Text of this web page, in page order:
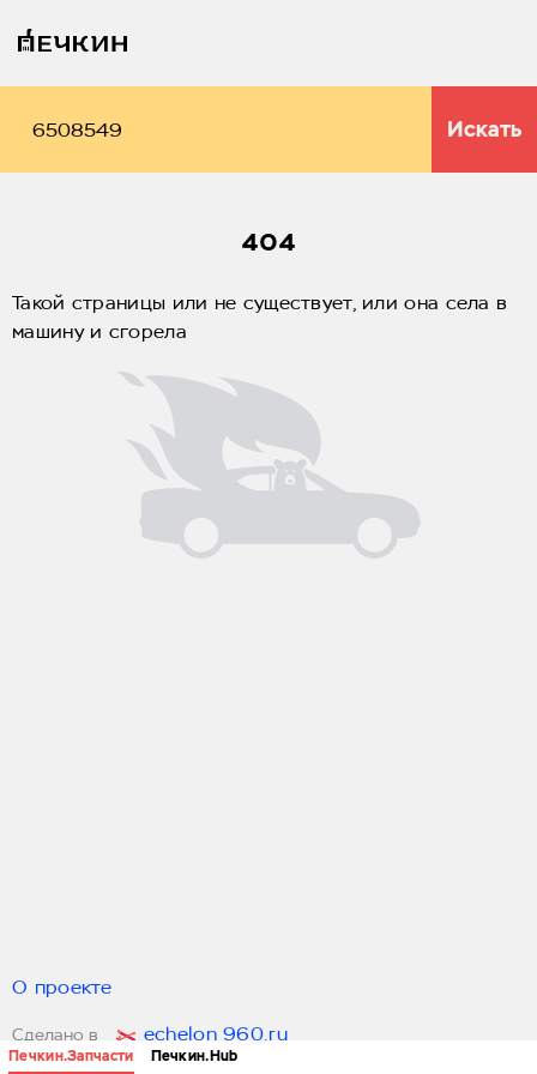
Печкин.Запчасти Печкин.Hub
Искать
404
Такой страницы или не существует, или она села в
машину и сгорела
О проекте
Сделано в echelon 960.ru